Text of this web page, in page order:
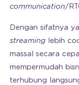
communication/
Dengan sifatnya
streaming lebih
massal secara
mempermudah
terhubung